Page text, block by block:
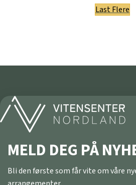
Last Flere
MELD DEG PÅ
Bli den første som får vite om våre